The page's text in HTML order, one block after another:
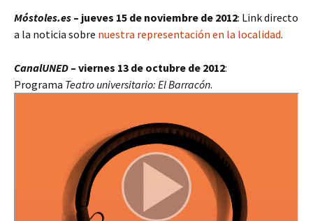
Móstoles.es – jueves 15 de noviembre de 2012: Link directo
a la noticia sobre nuestra representación en la localidad.
CanalUNED – viernes 13 de octubre de 2012:
Programa Teatro universitario: El Barracón.